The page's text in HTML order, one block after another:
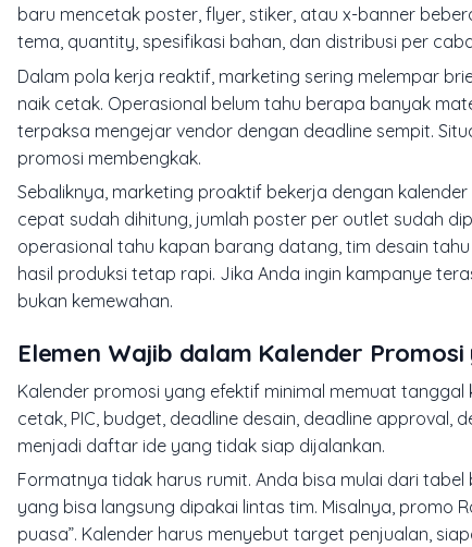
baru mencetak poster, flyer, stiker, atau x-banner
tema, quantity, spesifikasi bahan, dan distribusi per
Dalam pola kerja reaktif, marketing sering melempar
naik cetak. Operasional belum tahu berapa banyak
terpaksa mengejar vendor dengan deadline sempit.
promosi membengkak.
Sebaliknya, marketing proaktif bekerja dengan
cepat sudah dihitung, jumlah poster per outlet sudah
operasional tahu kapan barang datang, tim desain
hasil produksi tetap rapi. Jika Anda ingin kampanye
bukan kemewahan.
Elemen Wajib dalam Kalender Promosi
Kalender promosi yang efektif minimal memuat
cetak, PIC, budget, deadline desain, deadline approval,
menjadi daftar ide yang tidak siap dijalankan.
Formatnya tidak harus rumit. Anda bisa mulai dari
yang bisa langsung dipakai lintas tim. Misalnya, promo
puasa”. Kalender harus menyebut target penjualan,